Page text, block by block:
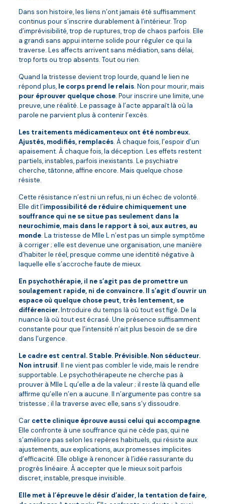
Dans son histoire, les liens n’ont jamais été suffisamment
continus pour s’inscrire durablement à l’intérieur. Trop
d’imprévisibilité, trop de ruptures, trop de chaos parfois. Elle
a grandi sans appui interne solide pour réguler ce qui la
traverse. Les affects arrivent sans médiation, sans délai,
trop forts ou trop absents. Tout ou rien.
Quand la tristesse devient trop lourde, quand le lien ne
répond plus, le corps prend le relais. Non pour mourir, mais
pour éprouver quelque chose. Pour inscrire une limite, une
preuve, une réalité. Le passage à l’acte apparaît là où la
parole ne parvient plus à contenir l’excès.
Les traitements médicamenteux ont été nombreux.
Ajustés, modifiés, remplacés. À chaque fois, l’espoir d’un
apaisement. À chaque fois, la déception. Les effets restent
partiels, instables, parfois inexistants. Le psychiatre
cherche, tâtonne, affine encore. Mais quelque chose
résiste.
Cette résistance n’est ni un refus, ni un échec de volonté.
Elle dit l’impossibilité de réduire chimiquement une
souffrance qui ne se situe pas seulement dans la
neurochimie, mais dans le rapport à soi, aux autres, au
monde. La tristesse de Mlle L n’est pas un simple symptôme
à corriger ; elle est devenue une organisation, une manière
d’habiter le réel, presque comme une identité négative à
laquelle elle s’accroche faute de mieux.
En psychothérapie, il ne s’agit pas de promettre un
soulagement rapide, ni de convaincre. Il s’agit d’ouvrir un
espace où quelque chose peut, très lentement, se
différencier.Introduire du temps là où tout est figé. De la
nuance là où tout est écrasé. Une présence suffisamment
constante pour que l’intensité n’ait plus besoin de se dire
dans l’urgence.
Le cadre est central. Stable. Prévisible. Non séducteur.
Non intrusif. Il ne vient pas combler le vide, mais le rendre
supportable. Le psychothérapeute ne cherche pas à
prouver à Mlle L qu’elle a de la valeur ; il reste là quand elle
affirme qu’elle n’en a aucune. Il n’argumente pas contre sa
tristesse ; il la traverse avec elle, sans s’y dissoudre.
Car cette clinique éprouve aussi celui qui accompagne.
Elle confronte à une souffrance qui ne cède pas, qui ne
s’améliore pas selon les repères habituels, qui résiste aux
ajustements, aux explications, aux promesses implicites
d’efficacité. Elle oblige à renoncer à l’idée rassurante du
progrès linéaire. À accepter que le mieux soit parfois
discret, instable, presque invisible.
Elle met à l’épreuve le désir d’aider, la tentation de faire,